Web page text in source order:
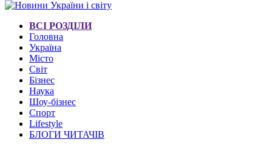
ВСІ РОЗДІЛИ
Головна
Україна
Місто
Світ
Бізнес
Наука
Шоу-бізнес
Спорт
Lifestyle
БЛОГИ ЧИТАЧІВ